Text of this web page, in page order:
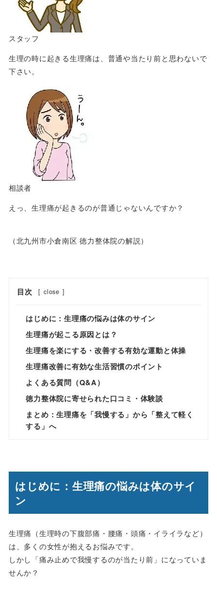
スタッフ
生理の時に起きる生理痛は、普通や当たり前と思わないで
下さい。
相談者
えっ、生理痛が起きるのが普通じゃないんですか？
（北九州市小倉南区 徳力整体院の解説）
目次 [ close ]
はじめに：生理痛の悩みは体のサイン
生理痛が起こる原因とは？
生理痛を楽にする・改善する有効な運動と体操
生理痛改善に有効な生活習慣のポイント
よくある質問（Q&A）
徳力整体院に寄せられた口コミ・体験談
まとめ：生理痛を「我慢する」から「整えて軽く
する」へ
はじめに：生理痛の悩みは体のサイ
ン
生理痛（生理時の下腹部痛・腰痛・頭痛・イライラなど）
は、多くの女性が抱えるお悩みです。
しかし「痛み止めで我慢するのが当たり前」になっていま
せんか？